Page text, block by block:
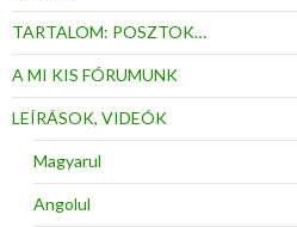
TARTALOM: POSZTOK…
A MI KIS FÓRUMUNK
LEÍRÁSOK, VIDEÓK
Magyarul
Angolul